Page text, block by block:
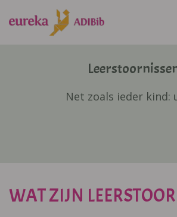
Net zoals ieder kind:
WAT ZIJN